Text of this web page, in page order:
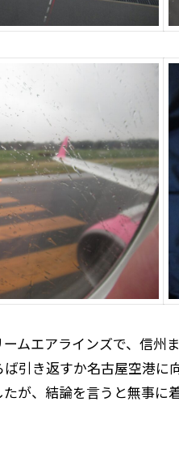
ムエアラインズで、信州
引き返すか名古屋空港に
が、結論を言うと無事に